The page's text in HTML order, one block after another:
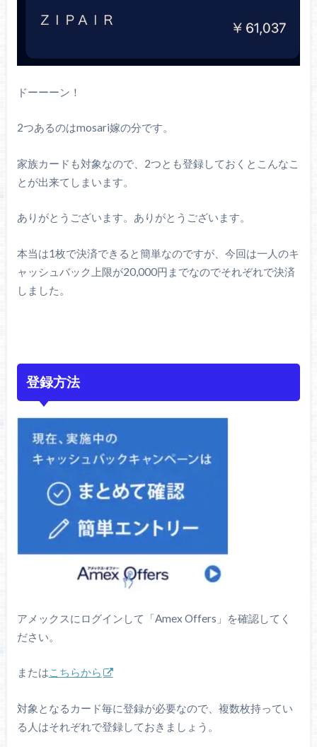
ドーーーン！
2つあるのはmosari嫁の分です。
家族カードも対象なので、2つとも登録しておくとこんなこ
とが出来てしまいます。
ありがとうございます。ありがとうございます。
本当は1枚で決済できると簡単なのですが、今回は一人のキ
ャッシュバック上限が20,000円までなのでそれぞれで決済
しました。
登録方法
アメックスにログインして「Amex Offers」を確認してく
ださい。
またはこちらから
対象となるカード毎に登録が必要なので、複数枚持ってい
る人はそれぞれで登録しておきましょう。